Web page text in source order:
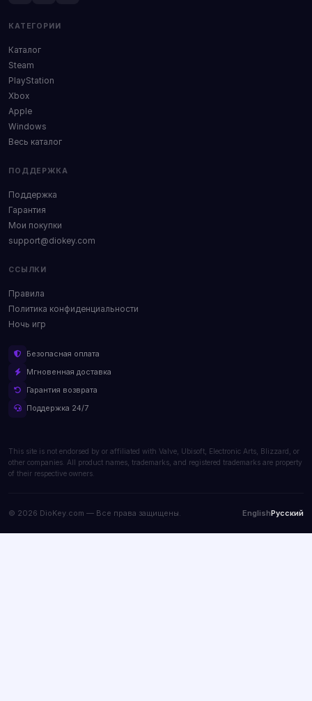
КАТЕГОРИИ
Каталог
Steam
PlayStation
Xbox
Apple
Windows
Весь каталог
ПОДДЕРЖКА
Поддержка
Гарантия
Мои покупки
support@diokey.com
ССЫЛКИ
Правила
Политика конфиденциальности
Ночь игр
Безопасная оплата
Мгновенная доставка
Гарантия возврата
Поддержка 24/7
This site is not endorsed by or affiliated with Valve, Ubisoft, Electronic Arts, Blizzard, or
other companies. All product names, trademarks, and registered trademarks are property
of their respective owners.
© 2026 DioKey.com — Все права защищены. EnglishРусский